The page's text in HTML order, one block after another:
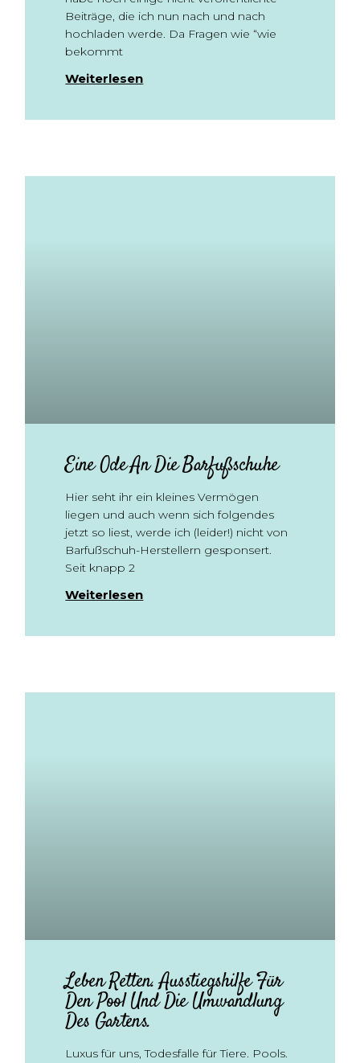
Beiträge, die ich nun nach und nach
hochladen werde. Da Fragen wie “wie
bekommt
Weiterlesen
Eine Ode An Die Barfußschuhe
Hier seht ihr ein kleines Vermögen
liegen und auch wenn sich folgendes
jetzt so liest, werde ich (leider!) nicht von
Barfußschuh-Herstellern gesponsert.
Seit knapp 2
Weiterlesen
Leben Retten. Ausstiegshilfe Für
Den Pool Und Die Umwandlung
Des Gartens.
Luxus für uns, Todesfalle für Tiere. Pools.